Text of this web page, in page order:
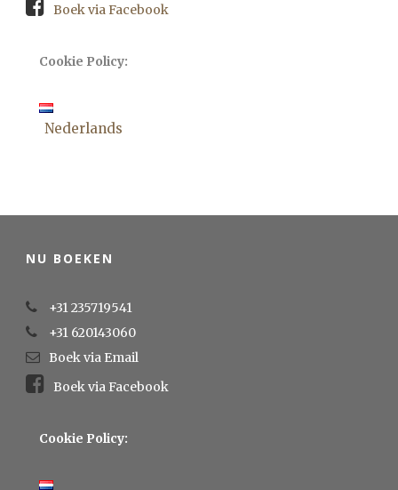
Boek via Facebook
Cookie Policy:
Nederlands
NU BOEKEN
+31 235719541
+31 620143060
Boek via Email
Boek via Facebook
Cookie Policy: